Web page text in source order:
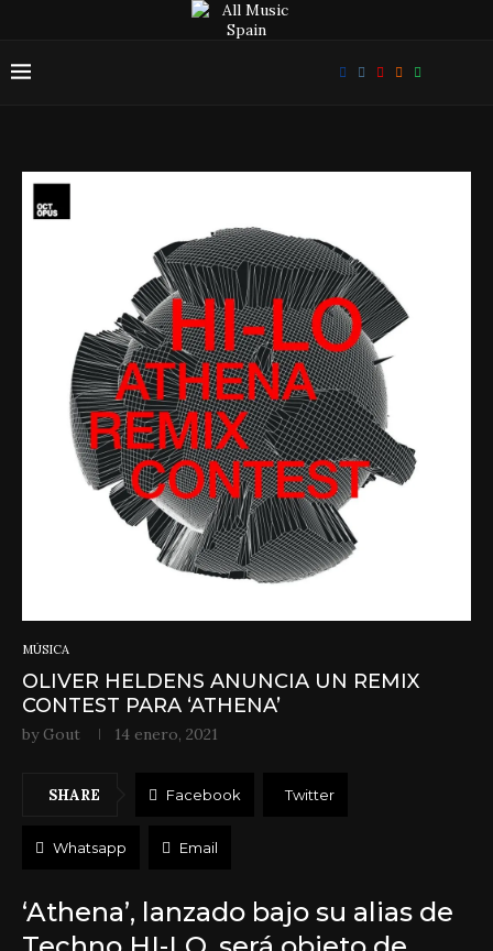
MÚSICA
OLIVER HELDENS ANUNCIA UN REMIX
CONTEST PARA ‘ATHENA’
by Gout 14 enero, 2021
SHARE Facebook Twitter
Whatsapp Email
‘Athena’, lanzado bajo su alias de